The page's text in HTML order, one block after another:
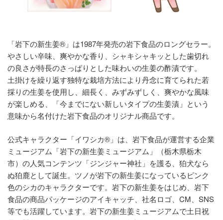
「岩下の新生姜®」は1987年発売の岩下食品のロングセラー。
やさしい辛味、爽やかな香り、シャキシャキッとした歯切れ
の良さが特長のさっぱりとした味わいの生姜の酢漬です。
土掛けを繰り返す独特な栽培方法により丹念に育てられた若
採りの生姜を使用し、細長く、みずみずしく、爽やかな風味
が楽しめる、「今までにない新しいタイプの生姜漬」という
意味から名付けた岩下食品のオリジナル商品です。
公式キャラクター「イワシカ®」は、岩下食品が運営する企業
ミュージアム「岩下の新生姜ミュージアム」（栃木県栃木
市）の人気コンテンツ「ジンジャー神社」を護る、狛犬なら
ぬ狛鹿として誕生。ツノが岩下の新生姜になっているピンク
色のシカのキャラクターです。岩下の新生姜をはじめ、岩下
食品の商品パッケージのアイキャッチ、社名ロゴ、CM、SNS
等でも活躍しています。岩下の新生姜ミュージアムで土日祝